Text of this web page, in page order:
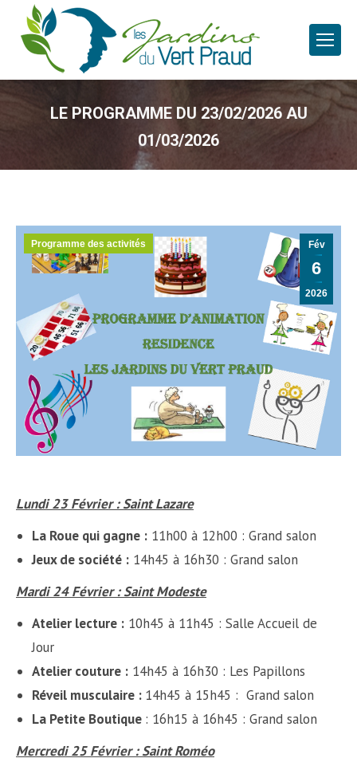
LE PROGRAMME DU 23/02/2026 AU
01/03/2026
Fév
6
2026
Programme des activités
Lundi 23 Février : Saint Lazare
La Roue qui gagne : 11h00 à 12h00 : Grand salon
Jeux de société : 14h45 à 16h30 : Grand salon
Mardi 24 Février : Saint Modeste
Atelier lecture : 10h45 à 11h45 : Salle Accueil de
Jour
Atelier couture : 14h45 à 16h30 : Les Papillons
Réveil musculaire : 14h45 à 15h45 : Grand salon
La Petite Boutique : 16h15 à 16h45 : Grand salon
Mercredi 25 Février : Saint Roméo